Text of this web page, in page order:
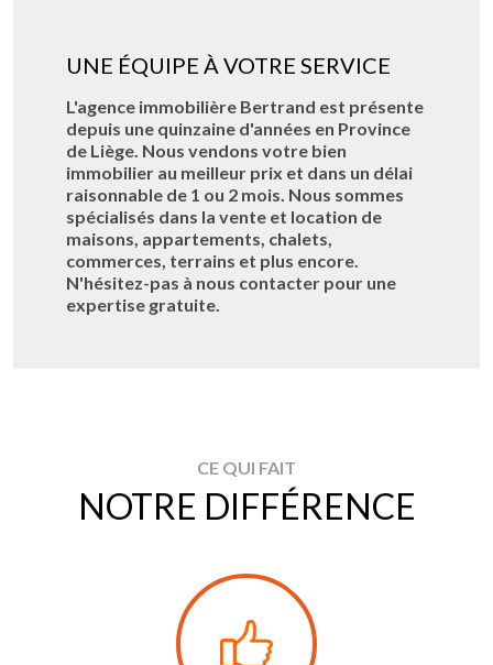
UNE ÉQUIPE À VOTRE SERVICE
L'agence immobilière Bertrand est présente
depuis une quinzaine d'années en Province
de Liège. Nous vendons votre bien
immobilier au meilleur prix et dans un délai
raisonnable de 1 ou 2 mois. Nous sommes
spécialisés dans la vente et location de
maisons, appartements, chalets,
commerces, terrains et plus encore.
N'hésitez-pas à nous contacter pour une
expertise gratuite.
CE QUI FAIT
NOTRE DIFFÉRENCE